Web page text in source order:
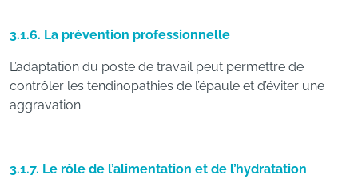
3.1.6. La prévention professionnelle
L’adaptation du poste de travail peut permettre de
contrôler les tendinopathies de l’épaule et d’éviter une
aggravation.
3.1.7. Le rôle de l’alimentation et de l’hydratation